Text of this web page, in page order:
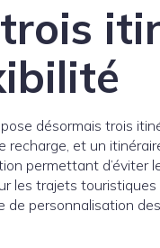
désormais trois
recharge, et un
permettant d’éviter
les trajets touristiques
personnalisation